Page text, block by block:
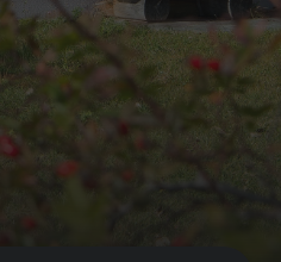
Globi Set
Bergkultur -
Ferienwohnungen